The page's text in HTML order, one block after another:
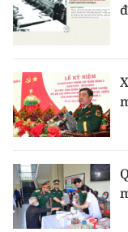
KINH TẾ
XÃ HỘI
PHÁP LUẬT
DU LỊCH
THẾ GIỚI